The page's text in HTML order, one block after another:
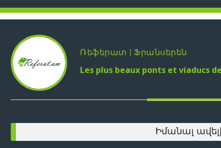
Ռեֆերատ | Ֆրանսերեն
Les plus beaux ponts et viaducs
Իմանալ